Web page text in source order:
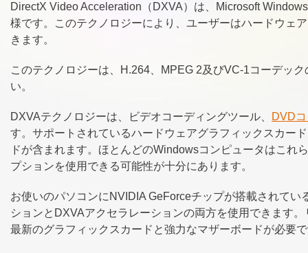
DirectX Video Acceleration（DXVA）は、Microsoft
様です。このテクノロジーにより、ユーザーはハードウェ
きます。
このテクノロジーは、H.264、MPEG 2及びVC-1コーデッ
い。
DXVAテクノロジーは、ビデオコーディングツール、
DVD
す。サポートされているハードウェアグラフィックスカー
ドが含まれます。ほとんどのWindowsコンピュータはこ
プションを使用できる可能性が十分にあります。
お使いのパソコンにNVIDIA GeForceチップが搭載されて
ションとDXVAアクセラレーションの両方を使用できます
最新のグラフィックスカードと強力なマザーボードが必要